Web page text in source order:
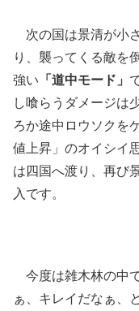
次の国は景清が小
り、襲ってくる敵を
強い 「道中モード」
し喰らうダメージは
ろか途中ロウソクを
値上昇」のオイシイ
は四国へ渡り、再び
入です。
今度は雑木林の中
ぁ、キレイだなぁ、